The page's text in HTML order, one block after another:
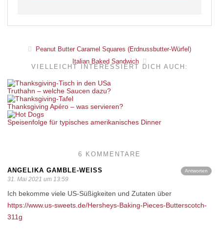
Peanut Butter Caramel Squares (Erdnussbutter-Würfel)
Italian Baked Sandwich
VIELLEICHT INTERESSIERT DICH AUCH:
Truthahn – welche Saucen dazu?
Thanksgiving Apéro – was servieren?
Speisenfolge für typisches amerikanisches Dinner
6 KOMMENTARE
Antworten
ANGELIKA GAMBLE-WEISS
31. Mai 2021 um 13:59
Ich bekomme viele US-Süßigkeiten und Zutaten über
https://www.us-sweets.de/Hersheys-Baking-Pieces-Butterscotch-
311g